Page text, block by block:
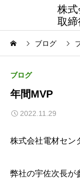
株
取
ブログ
ブログ
年間MVP
2022.11.29
株式会社電材セン
弊社の宇佐次長が